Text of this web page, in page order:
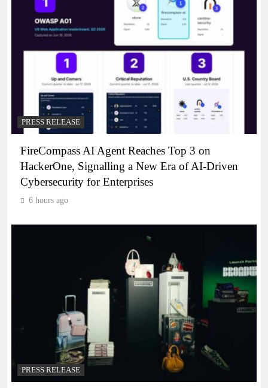
PRESS RELEASE
FireCompass AI Agent Reaches Top 3 on
HackerOne, Signalling a New Era of AI-Driven
Cybersecurity for Enterprises
6 hours ago
PRESS RELEASE